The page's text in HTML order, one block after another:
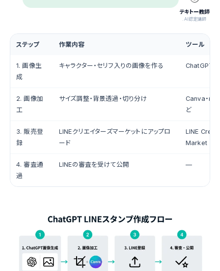
テキトー教師
.AI認定講師
ステップ 作業内容 ツール
1. 画像生
成
キャラクター・セリフ入りの画像を作る ChatGPT（
2. 画像加
工
サイズ調整・背景透過・切り分け
Canva・
ど
3. 販売登
録
LINEクリエイターズマーケットにアップロ
ード
LINE
Market
4. 審査通
過
LINEの審査を受けて公開 —